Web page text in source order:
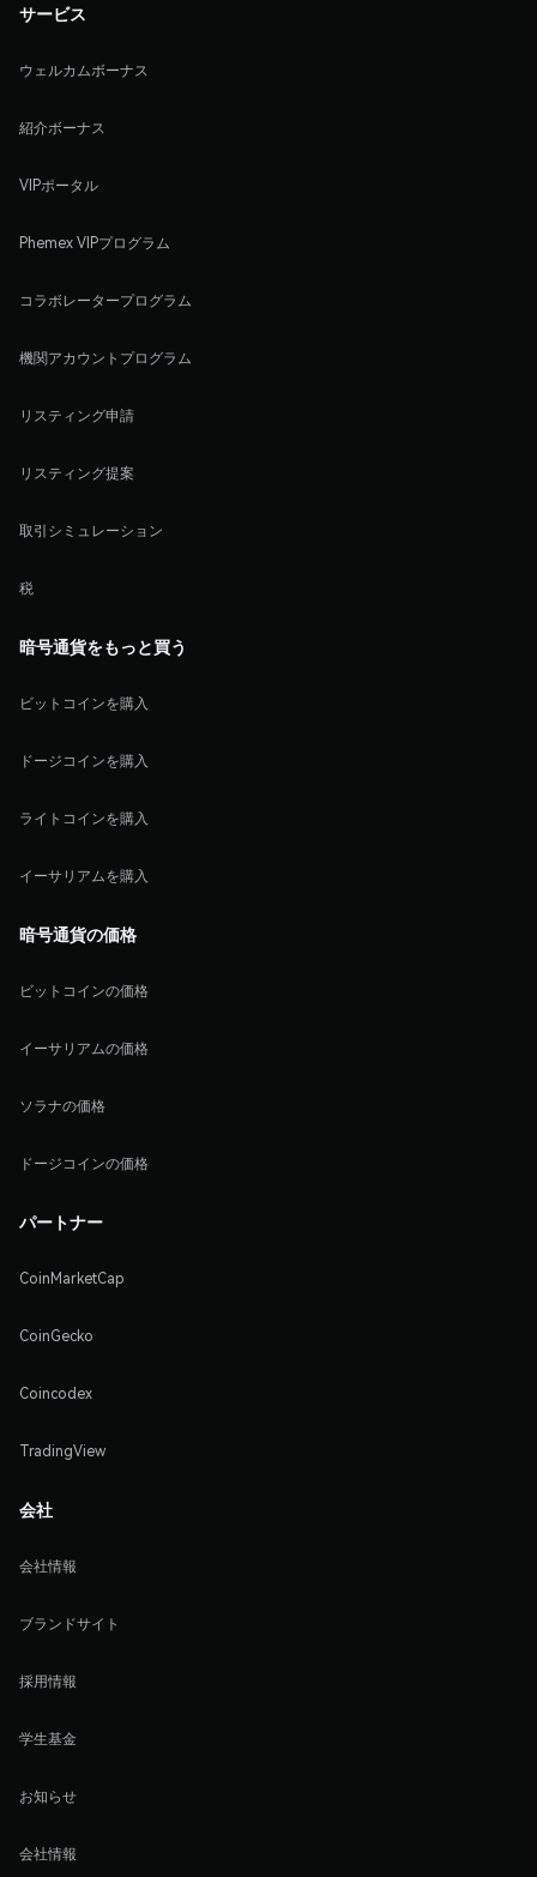
サービス
ウェルカムボーナス
紹介ボーナス
VIPポータル
Phemex VIPプログラム
コラボレータープログラム
機関アカウントプログラム
リスティング申請
リスティング提案
取引シミュレーション
税
暗号通貨をもっと買う
ビットコインを購入
ドージコインを購入
ライトコインを購入
イーサリアムを購入
暗号通貨の価格
ビットコインの価格
イーサリアムの価格
ソラナの価格
ドージコインの価格
パートナー
CoinMarketCap
CoinGecko
Coincodex
TradingView
会社
会社情報
ブランドサイト
採用情報
学生基金
お知らせ
会社情報